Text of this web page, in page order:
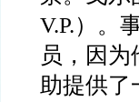
V.P.）。
员，因
助提供